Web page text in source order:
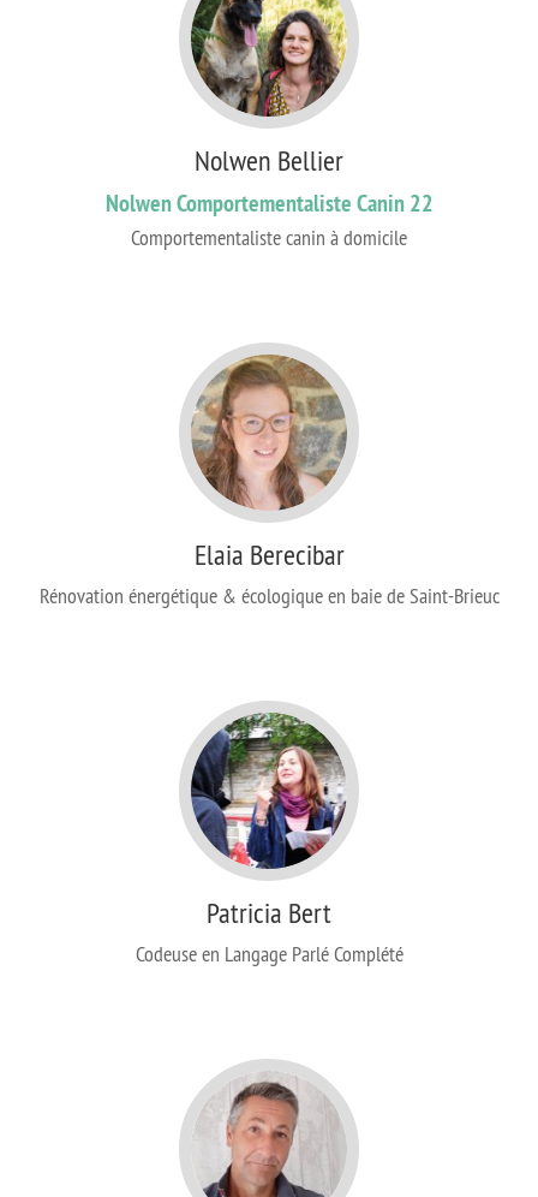
Nolwen Bellier
Nolwen Comportementaliste Canin 22
Comportementaliste canin à domicile
Elaia Berecibar
Rénovation énergétique & écologique en baie de Saint-Brieuc
Patricia Bert
Codeuse en Langage Parlé Complété